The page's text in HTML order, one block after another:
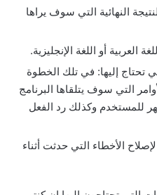
النهائية التي سوف يراها
العربية أو اللغة الإنجليزية.
تحتاج إليها: في تلك الخطوة
التي سوف يتلقاها البرنامج
للمستخدم وكذلك رد الفعل
الأخطاء التي حدثت أثناء